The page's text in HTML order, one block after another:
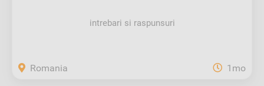
intrebari si raspunsuri
Romania 1mo